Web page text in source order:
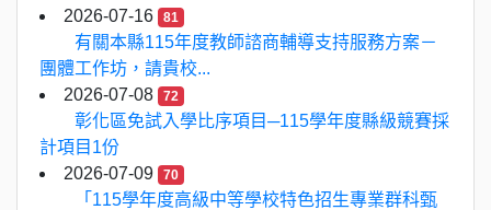
2026-07-16
81
有關本縣115年度教師諮商輔導支持服務方案－
團體工作坊，請貴校...
2026-07-08
72
彰化區免試入學比序項目─115學年度縣級競賽採
計項目1份
2026-07-09
70
「115學年度高級中等學校特色招生專業群科甄